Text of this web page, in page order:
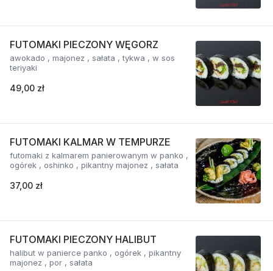
FUTOMAKI PIECZONY WĘGORZ
awokado , majonez , sałata , tykwa , w sos
teriyaki
49,00 zł
FUTOMAKI KALMAR W TEMPURZE
futomaki z kalmarem panierowanym w panko ,
ogórek , oshinko , pikantny majonez , sałata
37,00 zł
FUTOMAKI PIECZONY HALIBUT
halibut w panierce panko , ogórek , pikantny
majonez , por , sałata